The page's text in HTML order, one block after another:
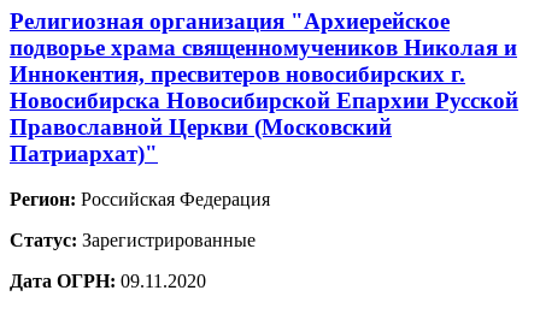
Религиозная организация "Архиерейское
подворье храма священномучеников Николая и
Иннокентия, пресвитеров новосибирских г.
Новосибирска Новосибирской Епархии Русской
Православной Церкви (Московский
Патриархат)"
Регион: Российская Федерация
Статус: Зарегистрированные
Дата ОГРН: 09.11.2020